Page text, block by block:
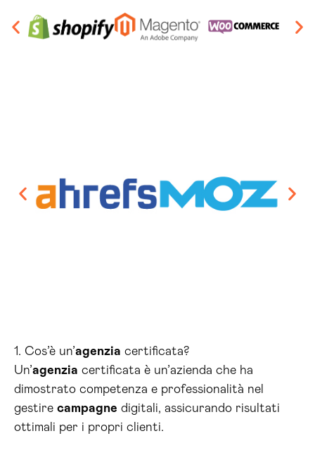
1. Cos’è un’agenzia certificata?
Un’agenzia certificata è un’azienda che ha
dimostrato competenza e professionalità nel
gestire campagne digitali, assicurando risultati
ottimali per i propri clienti.